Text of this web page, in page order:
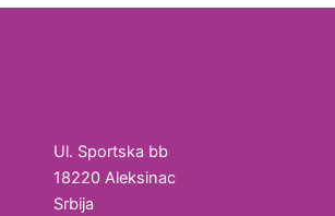
Ul. Sportska bb
18220 Aleksinac
Srbija